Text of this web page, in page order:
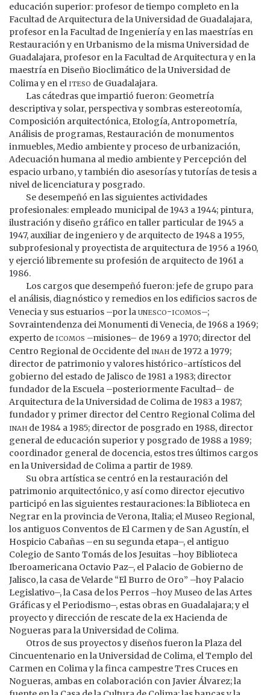
educación superior: profesor de tiempo completo en la
Facultad de Arquitectura de la Universidad de Guadalajara,
profesor en la Facultad de Ingeniería y en las maestrías en
Restauración y en Urbanismo de la misma Universidad de
Guadalajara, profesor en la Facultad de Arquitectura y en la
maestría en Diseño Bioclimático de la Universidad de
Colima y en eliteso de Guadalajara.
Las cátedras que impartió fueron: Geometría
descriptiva y solar, perspectiva y sombras estereotomía,
Composición arquitectónica, Etología, Antropometría,
Análisis de programas, Restauración de monumentos
inmuebles, Medio ambiente y proceso de urbanización,
Adecuación humana al medio ambiente y Percepción del
espacio urbano, y también dio asesorías y tutorías de tesis a
nivel de licenciatura y posgrado.
Se desempeñó en las siguientes actividades
profesionales: empleado municipal de 1943 a 1944; pintura,
ilustración y diseño gráfico en taller particular de 1945 a
1947, auxiliar de ingeniero y de arquitecto de 1948 a 1955,
subprofesional y proyectista de arquitectura de 1956 a 1960,
y ejerció libremente su profesión de arquitecto de 1961 a
1986.
Los cargos que desempeñó fueron: jefe de grupo para
el análisis, diagnóstico y remedios en los edificios sacros de
Venecia y sus estuarios –por launesco-icomos–;
Sovraintendenza dei Monumenti di Venecia, de 1968 a 1969;
experto deicomos –misiones– de 1969 a 1970; director del
Centro Regional de Occidente delinah de 1972 a 1979;
director de patrimonio y valores histórico-artísticos del
gobierno del estado de Jalisco de 1981 a 1983; director
fundador de la Escuela –posteriormente Facultad– de
Arquitectura de la Universidad de Colima de 1983 a 1987;
fundador y primer director del Centro Regional Colima del
inah de 1984 a 1985; director de posgrado en 1988, director
general de educación superior y posgrado de 1988 a 1989;
coordinador general de docencia, estos tres últimos cargos
en la Universidad de Colima a partir de 1989.
Su obra artística se centró en la restauración del
patrimonio arquitectónico, y así como director ejecutivo
participó en las siguientes restauraciones: la Biblioteca en
Negrar en la provincia de Verona, Italia; el Museo Regional,
los antiguos Conventos de El Carmen y de San Agustín, el
Hospicio Cabañas –en su segunda etapa–, el antiguo
Colegio de Santo Tomás de los Jesuitas –hoy Biblioteca
Iberoamericana Octavio Paz–, el Palacio de Gobierno de
Jalisco, la casa de Velarde “El Burro de Oro” –hoy Palacio
Legislativo–, la Casa de los Perros –hoy Museo de las Artes
Gráficas y el Periodismo–, estas obras en Guadalajara; y el
proyecto y dirección de rescate de la ex Hacienda de
Nogueras para la Universidad de Colima.
Otros de sus proyectos y diseños fueron la Plaza del
Cincuentenario en la Universidad de Colima, el Templo del
Carmen en Colima y la finca campestre Tres Cruces en
Nogueras, ambas en colaboración con Javier Álvarez; la